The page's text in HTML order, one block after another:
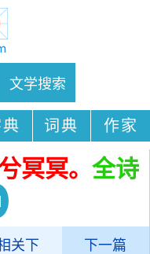
词典 作家
冥冥。 全诗
关下 下一篇